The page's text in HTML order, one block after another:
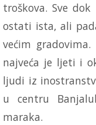
troškova. Sve
ostati ista, ali
većim
najveća je ljeti i
ljudi iz
u centru
maraka.